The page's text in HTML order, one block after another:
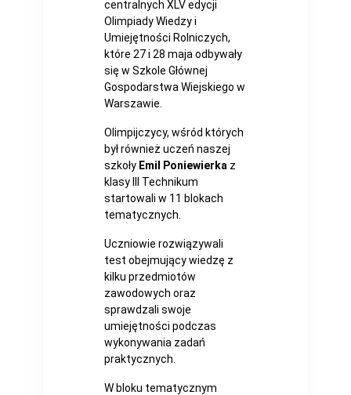
centralnych XLV edycji
Olimpiady Wiedzy i
Umiejętności Rolniczych,
które 27 i 28 maja odbywały
się w Szkole Głównej
Gospodarstwa Wiejskiego w
Warszawie.
Olimpijczycy, wśród których
był również uczeń naszej
szkoły Emil Poniewierka z
klasy III Technikum
startowali w 11 blokach
tematycznych.
Uczniowie rozwiązywali
test obejmujący wiedzę z
kilku przedmiotów
zawodowych oraz
sprawdzali swoje
umiejętności podczas
wykonywania zadań
praktycznych.
W bloku tematycznym